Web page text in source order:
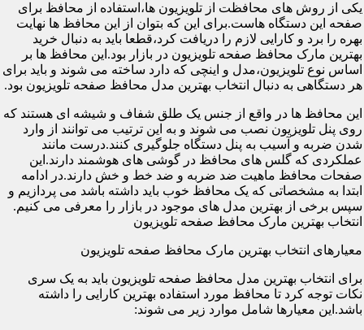
یکی از روش های محافظت از تلویزیون ها،استفاده از محافظ برای
صفحه این دستگاه هاست.برای این که بتوان از این محافظ ها نهایت
بهره را برد و کارایی لازم را دریافت کرد،قطعا باید به دنبال خرید
بهترین مارک محافظ صفحه تلویزیون در بازار بود.این محافظ ها بر
اساس نوع تلویزیون،مدل و اینچی که دارد ساخته می شوند و باید برای
هر دستگاهی به دنبال انتخاب بهترین مدل محافظ صفحه تلویزیون بود.
این محافظ ها در واقع از جنس یک طلق شفاف و شیشه ای هستند که
روی پنل تلویزیون نصب می شوند و به این ترتیب می توانند از وارد
شدن ضربه و آسیب به پنل دستگاه جلوگیری کنند.درست مانند
عملکردی که گلس های محافظ در گوشی های هوشمند دارند.این
صفحات محافظ ماهیت ضد ضربه و ضد خط و خش دارند.در ادامه
ابتدا به مشخصاتی که یک محافظ خوب باید داشته باشد می پردازیم و
سپس برخی از بهترین مدل های موجود در بازار را معرفی می کنیم.
انتخاب بهترین مارک محافظ صفحه تلویزیون
معیارهای انتخاب بهترین مارک محافظ صفحه تلویزیون
برای انتخاب بهترین مدل محافظ صفحه تلویزیون باید به یک سری
نکات توجه کرد تا محافظ مورد استفاده بهترین کارایی را داشته
باشد.این معیارها شامل موارد زیر می شوند: